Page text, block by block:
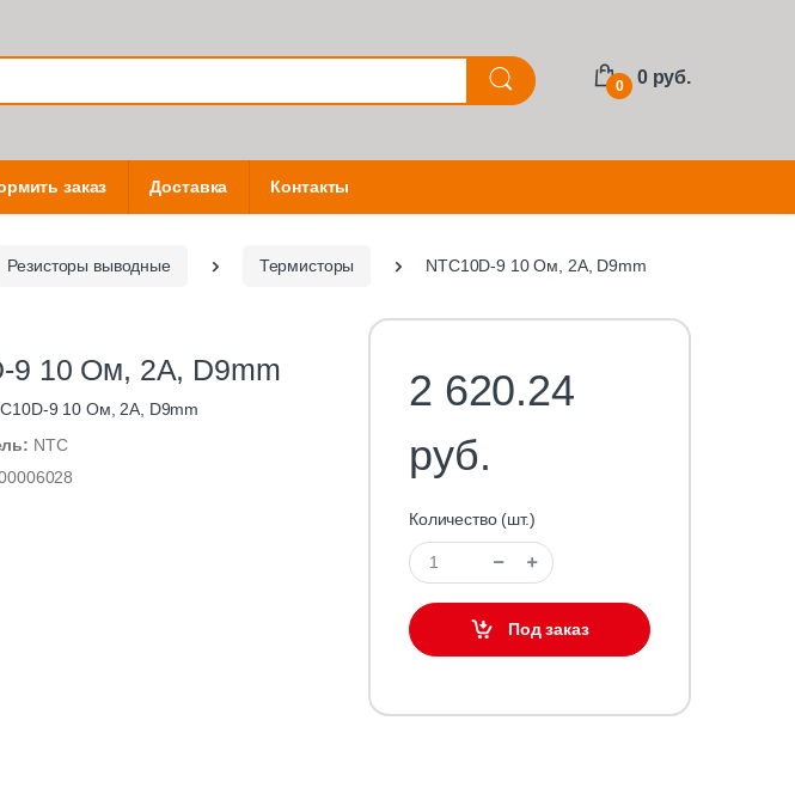
0 0 руб.
заказ Доставка Контакты
Резисторы выводные Термисторы NTC10D-9 10 Ом, 2А, D9mm
9 10 Ом, 2А, D9mm
9 10 Ом, 2А, D9mm
NTC
2 620.24
руб.
Количество (шт.)
Под заказ